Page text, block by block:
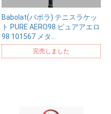
Babolat(バボラ) テニスラケッ
ト PURE AERO98 ピュアアエロ
98 101567 メタ…
完売しました